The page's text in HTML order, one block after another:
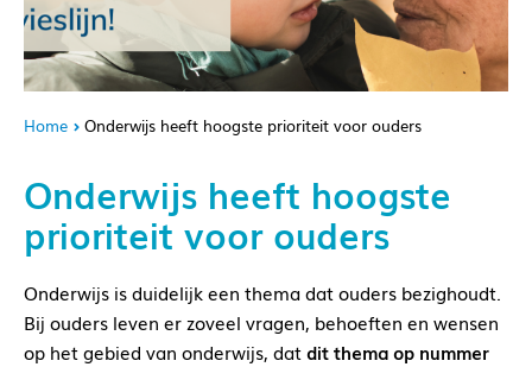
Home Onderwijs heeft hoogste prioriteit voor ouders
Onderwijs heeft hoogste
prioriteit voor ouders
Onderwijs is duidelijk een thema dat ouders bezighoudt.
Bij ouders leven er zoveel vragen, behoeften en wensen
op het gebied van onderwijs, datdit thema op nummer